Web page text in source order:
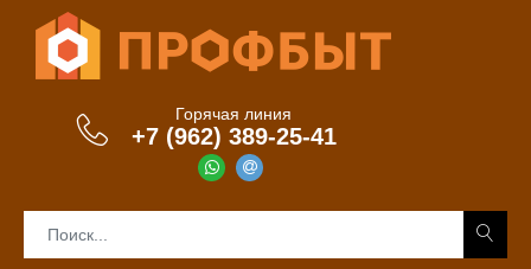
Горячая линия
+7 (962) 389-25-41